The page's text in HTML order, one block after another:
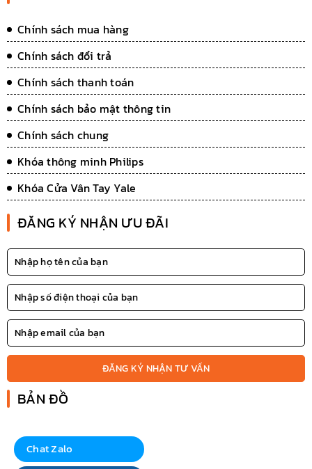
Chính sách mua hàng
Chính sách đổi trả
Chính sách thanh toán
Chính sách bảo mật thông tin
Chính sách chung
Khóa thông minh Philips
Khóa Cửa Vân Tay Yale
ĐĂNG KÝ NHẬN ƯU ĐÃI
ĐĂNG KÝ NHẬN TƯ VẤN
BẢN ĐỒ
Chat Zalo